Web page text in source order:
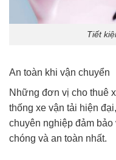
Tiết
An toàn khi vận chuyển
Những đơn vị cho thuê
thống xe vận tải hiện
chuyên nghiệp đảm
chóng và an toàn nhất.